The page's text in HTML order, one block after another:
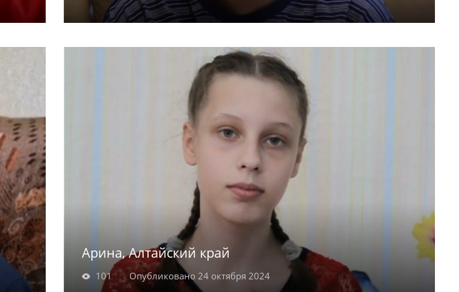
всевозможных мероприятиях, старательно учится в школе, а на
досуге занимается прикладным творчеством. Паренек нуждается
в эмоциональной поддержке окружающих.
Арина, Алтайский край
101 Опубликовано 24 октября 2024